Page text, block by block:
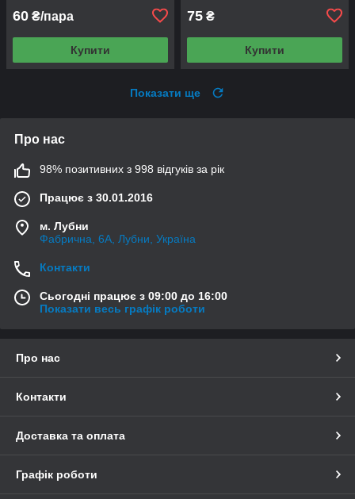
60 ₴/пара
Купити
75 ₴
Купити
Показати ще
Про нас
98% позитивних з 998 відгуків за рік
Працює з 30.01.2016
м. Лубни
Фабрична, 6А, Лубни, Україна
Контакти
Сьогодні працює з 09:00 до 16:00
Показати весь графік роботи
Про нас
Контакти
Доставка та оплата
Графік роботи